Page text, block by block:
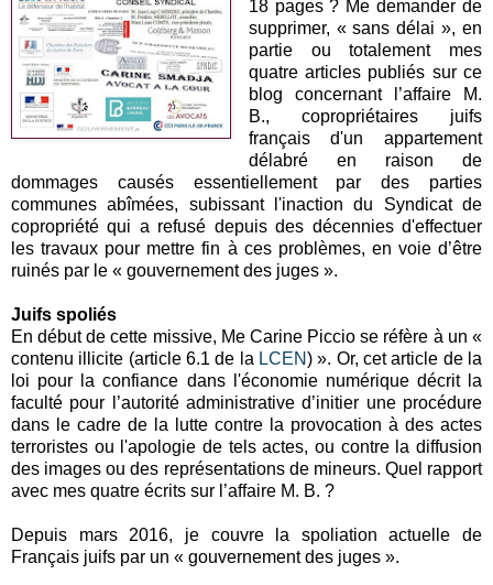
18 pages ? Me demander de
supprimer, « sans délai », en
partie ou totalement mes
quatre articles publiés sur ce
blog concernant l’affaire M.
B., copropriétaires juifs
français d'un appartement
délabré en raison de
dommages causés essentiellement par des parties
communes abîmées, subissant l'inaction du Syndicat de
copropriété qui a refusé depuis des décennies d'effectuer
les travaux pour mettre fin à ces problèmes, en voie d’être
ruinés par le « gouvernement des juges ».
Juifs spoliés
En début de cette missive, Me Carine Piccio se réfère à un «
contenu illicite (article 6.1 de la LCEN) ». Or, cet article de la
loi pour la confiance dans l'économie numérique décrit la
faculté pour l’autorité administrative d’initier une procédure
dans le cadre de la lutte contre la provocation à des actes
terroristes ou l'apologie de tels actes, ou contre la diffusion
des images ou des représentations de mineurs. Quel rapport
avec mes quatre écrits sur l’affaire M. B. ?
Depuis mars 2016, je couvre la spoliation actuelle de
Français juifs par un « gouvernement des juges ».